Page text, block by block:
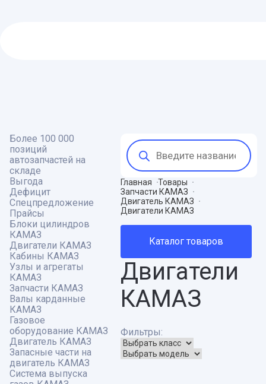
Более 100 000
позиций
автозапчастей на
складе
Выгода
Дефицит
Спецпредложение
Прайсы
Блоки цилиндров
КАМАЗ
Двигатели КАМАЗ
Кабины КАМАЗ
Узлы и агрегаты
КАМАЗ
Запчасти КАМАЗ
Валы карданные
КАМАЗ
Газовое
оборудование КАМАЗ
Двигатель КАМАЗ
Запасные части на
двигатель КАМАЗ
Система выпуска
Поиск
товаров
Главная
Товары
Запчасти КАМАЗ
Двигатель КАМАЗ
Двигатели КАМАЗ
Каталог товаров
Двигатели
КАМАЗ
Фильтры: